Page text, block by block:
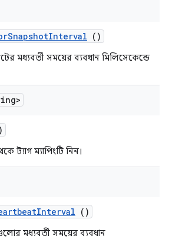
SnapshotInterval ()
মধ্যবর্তী সময়ের ব্যবধান মিলিসেকেন্ডে
ট্যাগ ম্যাপিংটি নিন।
Interval ()
মধ্যবর্তী সময়ের ব্যবধান